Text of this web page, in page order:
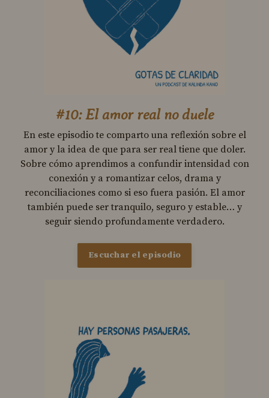
#10: El amor real no duele
En este episodio te comparto una reflexión sobre el
amor y la idea de que para ser real tiene que doler.
Sobre cómo aprendimos a confundir intensidad con
conexión y a romantizar celos, drama y
reconciliaciones como si eso fuera pasión. El amor
también puede ser tranquilo, seguro y estable… y
seguir siendo profundamente verdadero.
Escuchar el episodio